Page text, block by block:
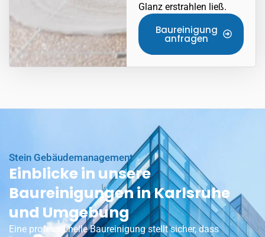
Glanz erstrahlen ließ.
Baureinigung
anfragen
Stein Gebäudemanagement
Einblicke in unsere
Baureinigungen in Karlsruhe
und Umgebung
Eine professionelle Baureinigung stellt sicher, dass